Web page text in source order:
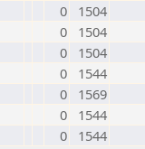
0
1504
0
1504
0
1504
0
1544
0
1569
0
1544
0 1544